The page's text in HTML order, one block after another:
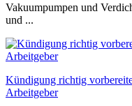
Vakuumpumpen und
und ...
Kündigung richtig
Arbeitgeber